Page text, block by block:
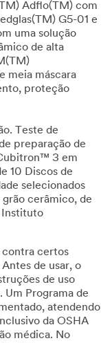
Adflo(TM) com
G5-01 e
uma solução
de alta
meia máscara
proteção
Teste de
preparação de
3 em
10 Discos de
selecionados
cerâmico, de
Instituto
contra certos
de usar, o
de uso
Um Programa de
atendendo
da OSHA
médica. No